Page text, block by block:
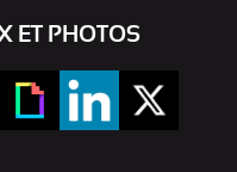
ET PHOTOS